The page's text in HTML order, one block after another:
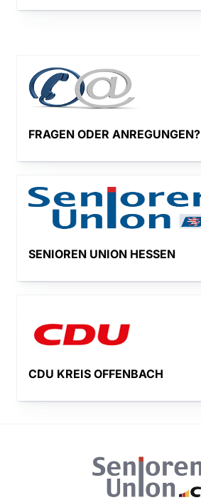
FRAGEN ODER ANREGUNGEN?
SENIOREN UNION HESSEN
CDU KREIS OFFENBACH